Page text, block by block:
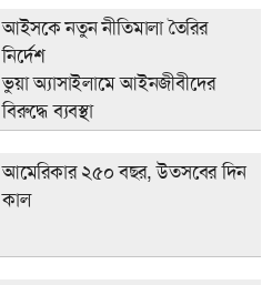
আইসকে নতুন নীতিমালা তৈরির
নির্দেশ
ভুয়া অ্যাসাইলামে আইনজীবীদের
বিরুদ্ধে ব্যবস্থা
আমেরিকার ২৫০ বছর, উতসবের দিন
কাল